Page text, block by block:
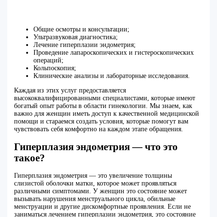
Общие осмотры и консультации;
Ультразвуковая диагностика;
Лечение гиперплазии эндометрия;
Проведение лапароскопических и гистероскопических
операций;
Кольпоскопия;
Клинические анализы и лабораторные исследования.
Каждая из этих услуг предоставляется
высококвалифицированными специалистами, которые имеют
богатый опыт работы в области гинекологии. Мы знаем, как
важно для женщин иметь доступ к качественной медицинской
помощи и стараемся создать условия, которые помогут вам
чувствовать себя комфортно на каждом этапе обращения.
Гиперплазия эндометрия — что это
такое?
Гиперплазия эндометрия — это увеличение толщины
слизистой оболочки матки, которое может проявляться
различными симптомами. У женщин это состояние может
вызывать нарушения менструального цикла, обильные
менструации и другие дискомфортные проявления. Если не
заниматься лечением гиперплазии эндометрия, это состояние